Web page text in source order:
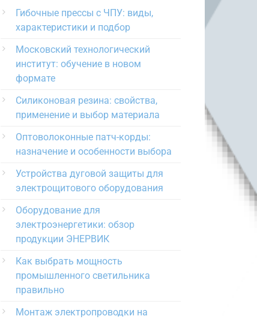
Гибочные прессы с ЧПУ: виды,
характеристики и подбор
Московский технологический
институт: обучение в новом
формате
Силиконовая резина: свойства,
применение и выбор материала
Оптоволоконные патч-корды:
назначение и особенности выбора
Устройства дуговой защиты для
электрощитового оборудования
Оборудование для
электроэнергетики: обзор
продукции ЭНЕРВИК
Как выбрать мощность
промышленного светильника
правильно
Монтаж электропроводки на